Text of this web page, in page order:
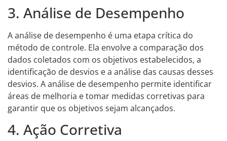
3. Análise de Desempenho
A análise de desempenho é uma etapa crítica do
método de controle. Ela envolve a comparação dos
dados coletados com os objetivos estabelecidos, a
identificação de desvios e a análise das causas desses
desvios. A análise de desempenho permite identificar
áreas de melhoria e tomar medidas corretivas para
garantir que os objetivos sejam alcançados.
4. Ação Corretiva